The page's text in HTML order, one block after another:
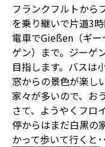
フランクフルトから
を乗り継いで片道3
電車でGießen（ギ
ゲン）まで。ジーゲ
目指します。バスは
窓からの景色が楽し
家々が多いので、お
さて、ようやくフロ
停からはまだ白黒の
かって歩いて行くと･